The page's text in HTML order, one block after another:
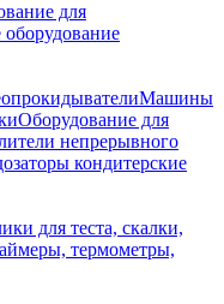
для
Машины
Оборудование для
непрерывного
кондитерские
для теста, скалки,
термометры,